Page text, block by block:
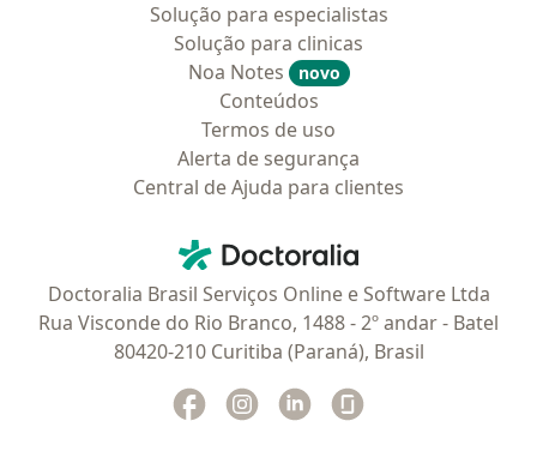
Solução para especialistas
Solução para clinicas
Noa Notes
novo
Conteúdos
Termos de uso
Alerta de segurança
Central de Ajuda para clientes
Doctoralia - Homepage
Doctoralia Brasil Serviços Online e Software Ltda
Rua Visconde do Rio Branco, 1488 - 2º andar - Batel
80420-210 Curitiba (Paraná), Brasil
Facebook
abre num novo separador
Instagram
abre num novo separador
Linkedin
abre num novo